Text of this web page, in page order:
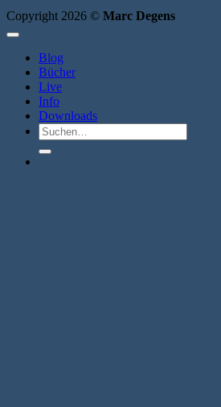
Copyright 2026 © Marc Degens
Blog
Bücher
Live
Info
Downloads
Suche
nach: